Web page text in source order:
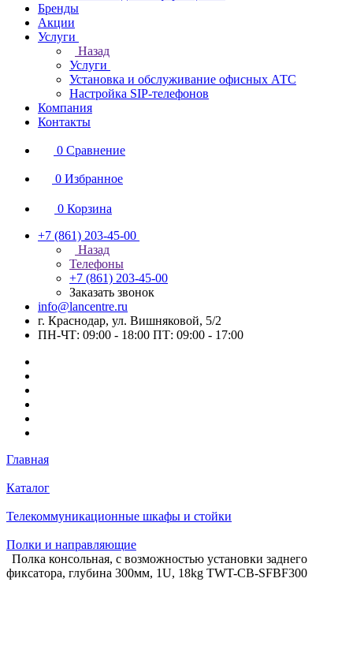
Бренды
Акции
Услуги
Назад
Услуги
Установка и обслуживание офисных АТС
Настройка SIP-телефонов
Компания
Контакты
0 Сравнение
0 Избранное
0 Корзина
+7 (861) 203-45-00
Назад
Телефоны
+7 (861) 203-45-00
Заказать звонок
info@lancentre.ru
г. Краснодар, ул. Вишняковой, 5/2
ПН-ЧТ: 09:00 - 18:00 ПТ: 09:00 - 17:00
Главная
Каталог
Телекоммуникационные шкафы и стойки
Полки и направляющие
Полка консольная, с возможностью установки заднего
фиксатора, глубина 300мм, 1U, 18kg TWT-CB-SFBF300